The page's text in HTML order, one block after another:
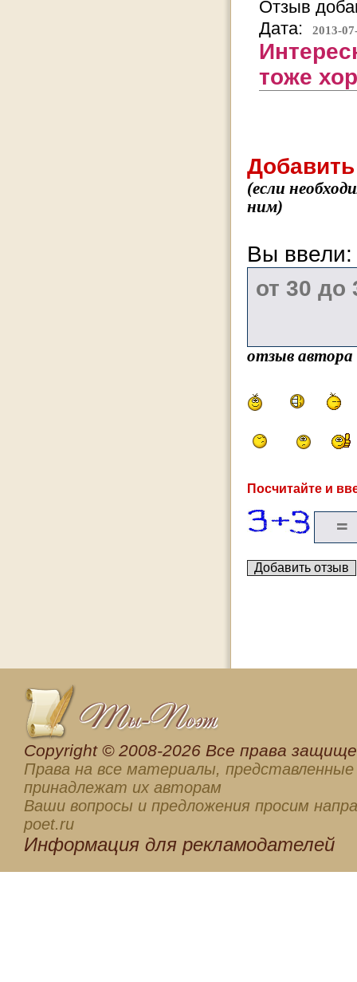
Отзыв
Дата:
2013-
тоже
(если
ним)
Вы
отзыв
Посчитайте и
Сopyright © 2008-2026 Все права
Права на все материалы, представленные
принадлежат их авторам
Ваши вопросы и предложения просим
poet.ru
Информация для рекламодателей